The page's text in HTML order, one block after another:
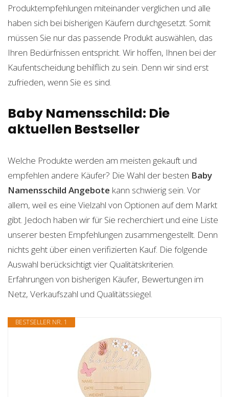
Produktempfehlungen miteinander verglichen und alle
haben sich bei bisherigen Käufern durchgesetzt. Somit
müssen Sie nur das passende Produkt auswählen, das
Ihren Bedürfnissen entspricht. Wir hoffen, Ihnen bei der
Kaufentscheidung behilflich zu sein. Denn wir sind erst
zufrieden, wenn Sie es sind.
Baby Namensschild: Die
aktuellen Bestseller
Welche Produkte werden am meisten gekauft und
empfehlen andere Käufer? Die Wahl der besten Baby
Namensschild Angebote kann schwierig sein. Vor
allem, weil es eine Vielzahl von Optionen auf dem Markt
gibt. Jedoch haben wir für Sie recherchiert und eine Liste
unserer besten Empfehlungen zusammengestellt. Denn
nichts geht über einen verifizierten Kauf. Die folgende
Auswahl berücksichtigt vier Qualitätskriterien.
Erfahrungen von bisherigen Käufer, Bewertungen im
Netz, Verkaufszahl und Qualitätssiegel.
BESTSELLER NR. 1